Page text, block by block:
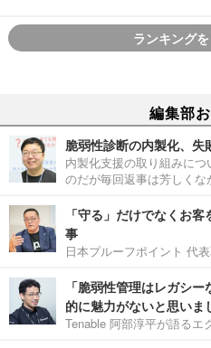
ランキング
編集部
脆弱性診断の内製化、
内製化支援の取り組みに
のだが毎回返事は芳しくな
「守る」だけでなくお
事
日本プルーフポイント 代
「脆弱性管理はレガシ
的に魅力がないと思いま
Tenable 阿部淳平が語るエ